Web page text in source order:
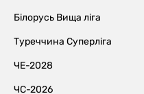
Білорусь Вища ліга
Туреччина Суперліга
ЧЕ-2028
ЧС-2026